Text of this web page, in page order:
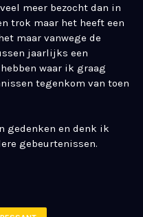
meer bezocht dan in
trok maar het heeft een
maar vanwege de
jaarlijks een
waar ik graag
tegenkom van toen
gedenken en denk ik
gebeurtenissen.